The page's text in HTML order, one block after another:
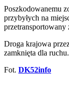
Poszkodowanemu
przybyłych na
przetransportowany
Droga krajowa
zamknięta dla ruchu.
Fot. DK52info